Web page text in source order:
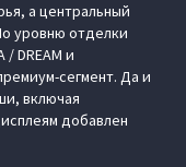
а центральный
уровню отделки
DREAM и
сегмент. Да и
включая
добавлен